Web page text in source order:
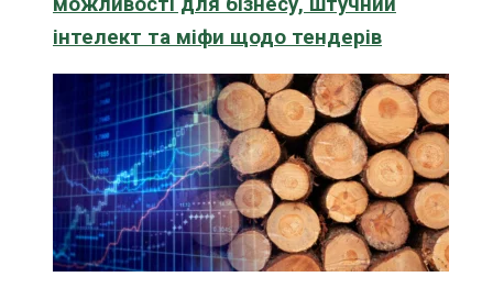
інтелект та міфи щодо тендерів